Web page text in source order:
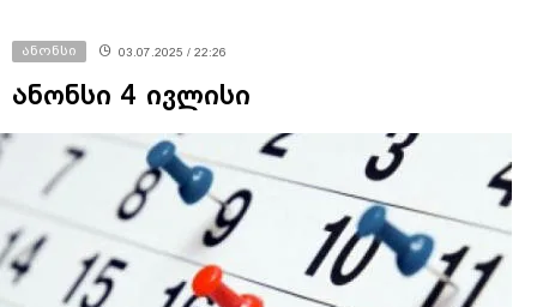
ანონსი 03.07.2025 / 22:26
ანონსი 4 ივლისი